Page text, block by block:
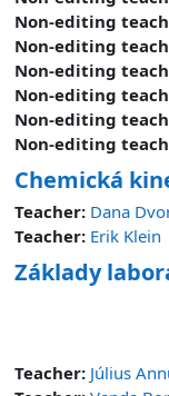
Non-editing
Non-editing
Non-editing
Non-editing
Non-editing
Non-editing
Chemická
Teacher: Dana
Teacher: Erik Klein
Základy
Teacher: Július